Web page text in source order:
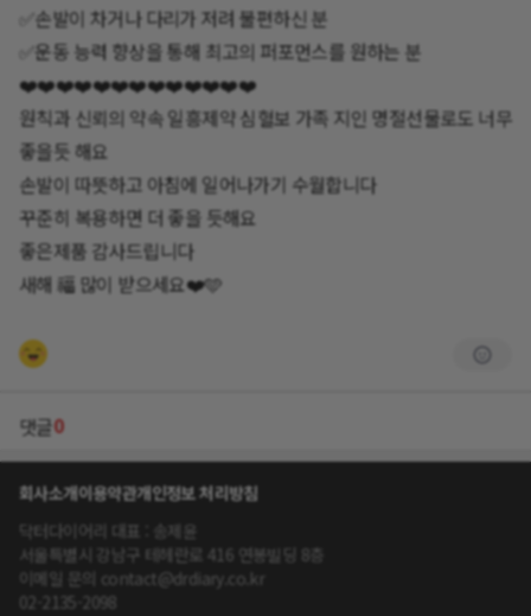
✅️손발이 차거나 다리가 저려 불편하신 분
✅️운동 능력 향상을 통해 최고의 퍼포먼스를 원하는 분
❤️❤️❤️❤️❤️❤️❤️❤️❤️❤️❤️❤️❤️
원칙과 신뢰의 약속 일흥제약 심혈보 가족 지인 명절선물로도 너무
좋을듯 해요
손발이 따뜻하고 아침에 일어나가기 수월합니다
꾸준히 복용하면 더 좋을 듯해요
좋은제품 감사드립니다
새해 福 많이 받으세요❤️🩵
댓글0
회사소개이용약관개인정보 처리방침
닥터다이어리 대표 : 송제윤
서울특별시 강남구 테헤란로 416 연봉빌딩 8층
이메일 문의 contact@drdiary.co.kr
02-2135-2098